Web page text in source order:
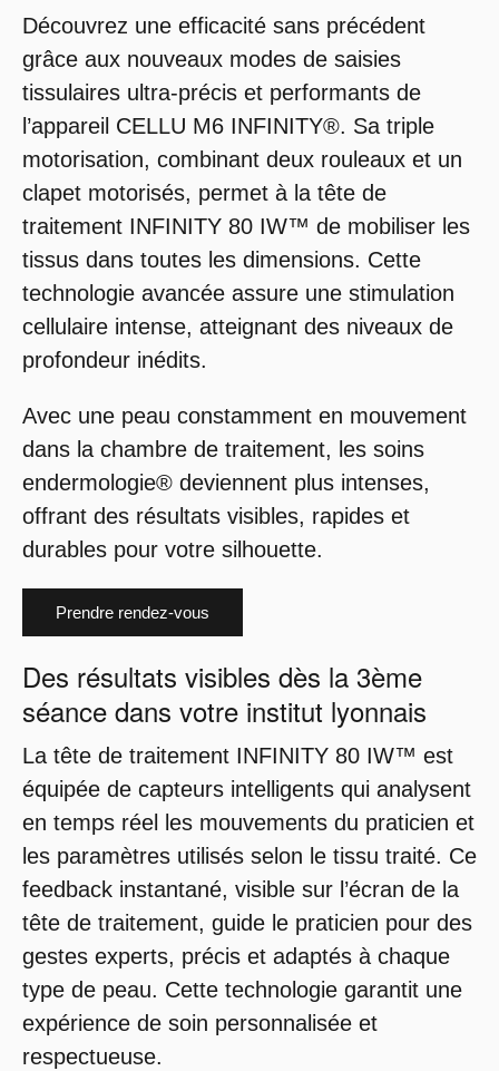
Découvrez une efficacité sans précédent
grâce aux nouveaux modes de saisies
tissulaires ultra-précis et performants de
l’appareil CELLU M6 INFINITY®. Sa triple
motorisation, combinant deux rouleaux et un
clapet motorisés, permet à la tête de
traitement INFINITY 80 IW™ de mobiliser les
tissus dans toutes les dimensions. Cette
technologie avancée assure une stimulation
cellulaire intense, atteignant des niveaux de
profondeur inédits.
Avec une peau constamment en mouvement
dans la chambre de traitement, les soins
endermologie® deviennent plus intenses,
offrant des résultats visibles, rapides et
durables pour votre silhouette.
Prendre rendez-vous
Des résultats visibles dès la 3ème
séance dans votre institut lyonnais
La tête de traitement INFINITY 80 IW™ est
équipée de capteurs intelligents qui analysent
en temps réel les mouvements du praticien et
les paramètres utilisés selon le tissu traité. Ce
feedback instantané, visible sur l’écran de la
tête de traitement, guide le praticien pour des
gestes experts, précis et adaptés à chaque
type de peau. Cette technologie garantit une
expérience de soin personnalisée et
respectueuse.